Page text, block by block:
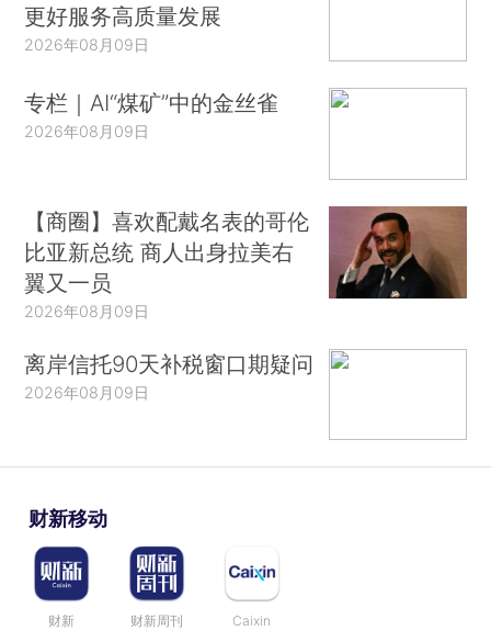
更好服务高质量发展
2026年08月09日
专栏｜AI“煤矿”中的金丝雀
2026年08月09日
【商圈】喜欢配戴名表的哥伦
比亚新总统 商人出身拉美右
翼又一员
2026年08月09日
离岸信托90天补税窗口期疑问
2026年08月09日
财新移动
财新 财新周刊 Caixin